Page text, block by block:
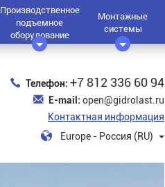
Производственное
подъемное
оборудование
Монтажные
системы
Телефон: +7 812 336 60 94
E-mail: open@gidrolast.ru
Контактная информация
Europe - Россия (RU)